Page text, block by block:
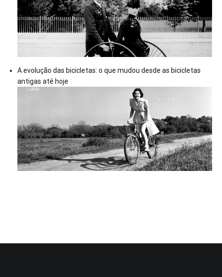
A evolução das bicicletas: o que mudou desde as bicicletas
antigas até hoje